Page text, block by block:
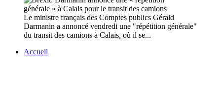
Le ministre français des Comptes publics Gérald
Darmanin a annoncé vendredi une "répétition générale"
du transit des camions à Calais, où il se...
Accueil